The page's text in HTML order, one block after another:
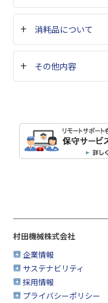
消耗品について
その他内容
村田機械株式会社
企業情報
サステナビリティ
採用情報
プライバシーポリシー